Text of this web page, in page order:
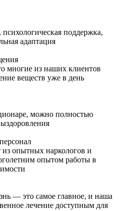
поддержка,
адаптация
многие из наших клиентов
веществ уже в день
можно полностью
опытных наркологов и
опытом работы в
— это самое главное, и наша
лечение доступным для